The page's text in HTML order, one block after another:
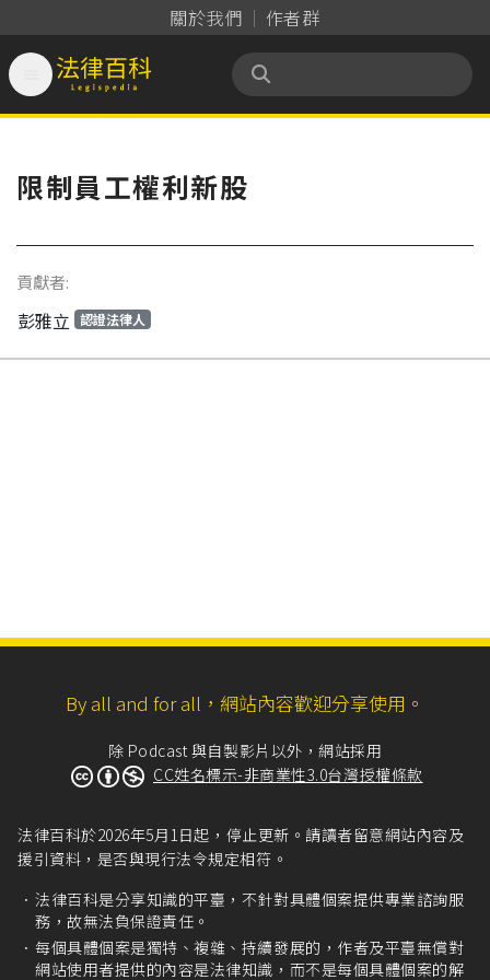
關於我們 作者群
法律百科 Legispedia
限制員工權利新股
貢獻者:
彭雅立 認證法律人
By all and for all，網站內容歡迎分享使用。
除 Podcast 與自製影片以外，網站採用
CC姓名標示-非商業性3.0台灣授權條款
法律百科於2026年5月1日起，停止更新。請讀者留意網站內容及
援引資料，是否與現行法令規定相符。
法律百科是分享知識的平臺，不針對具體個案提供專業諮詢服
務，故無法負保證責任。
每個具體個案是獨特、複雜、持續發展的，作者及平臺無償對
網站使用者提供的內容是法律知識，而不是每個具體個案的解